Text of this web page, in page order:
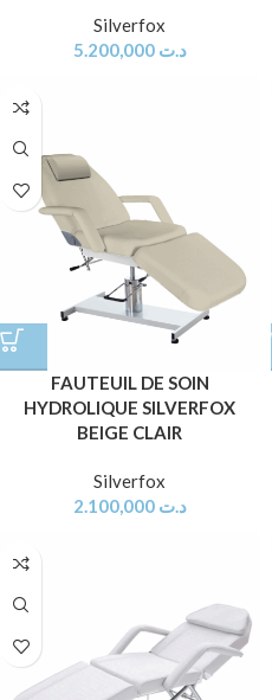
Silverfox
د.ت 5.200,000
FAUTEUIL DE SOIN
HYDROLIQUE SILVERFOX
BEIGE CLAIR
Silverfox
د.ت 2.100,000